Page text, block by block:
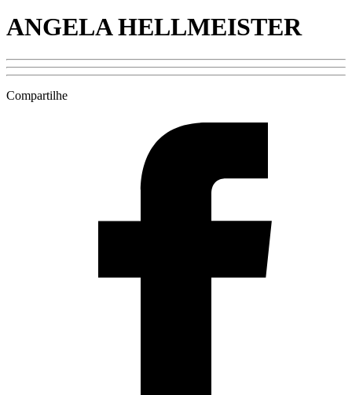
ANGELA HELLMEISTER
Compartilhe